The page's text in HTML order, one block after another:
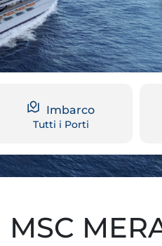
Imbarco
Tutti i Porti
MSC